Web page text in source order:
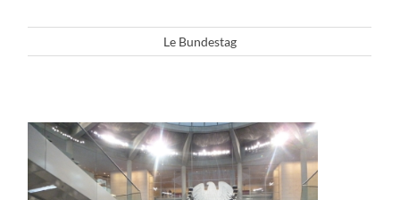
Le Bundestag